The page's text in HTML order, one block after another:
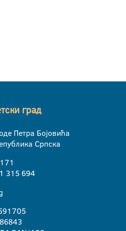
град
Петра Бојовића
Српска
315 694